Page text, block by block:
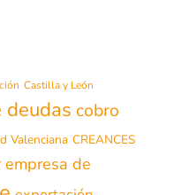
Castilla y León
deudas cobro
Valenciana CREANCES
empresa de